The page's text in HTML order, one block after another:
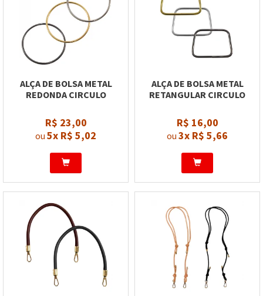
ALÇA DE BOLSA METAL
REDONDA CIRCULO
R$ 23,00
ou 5x R$ 5,02
ALÇA DE BOLSA METAL
RETANGULAR CIRCULO
R$ 16,00
ou 3x R$ 5,66